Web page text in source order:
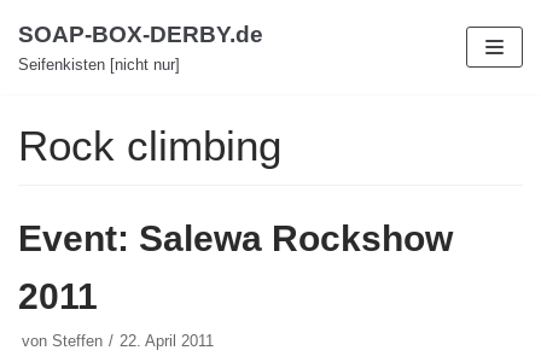
Zum
Inhalt
SOAP-BOX-DERBY.de
Seifenkisten [nicht nur]
Rock climbing
Event: Salewa Rockshow
2011
von Steffen 22. April 2011